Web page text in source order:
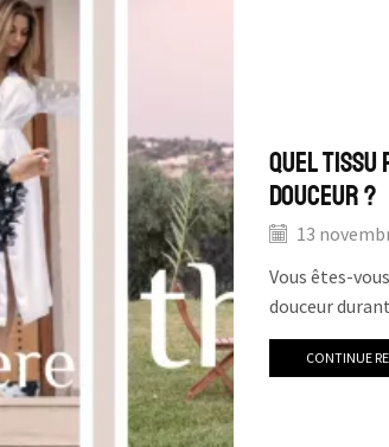
Quel tissu
douceur ?
13
Vous êtes-
douceur
CONTINUE